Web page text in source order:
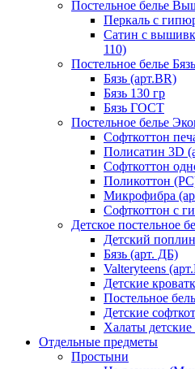
Постельное белье
Перкаль с
Сатин с
110)
Постельное белье Бязь
Бязь (арт.BR)
Бязь 130 гр
Бязь ГОСТ
Постельное белье
Софткоттон
Полисатин 3D
Софткоттон
Поликоттон
Микрофибра
Софткоттон с
Детское постельное
Детский
Бязь (арт. ДБ)
Valteryteens
Детские
Постельное
Детские
Халаты
Отдельные предметы
Простыни